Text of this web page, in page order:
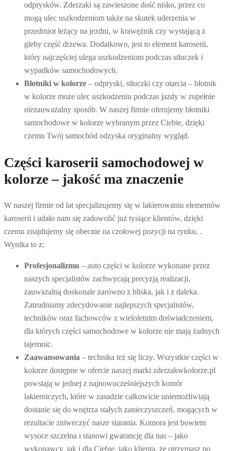
odprysków. Zderzaki są zawieszone dość nisko, przez co
mogą ulec uszkodzeniom także na skutek uderzenia w
przedmiot leżący na jezdni, w krawężnik czy wystającą z
gleby część drzewa. Dodatkowo, jest to element karoserii,
który najczęściej ulega uszkodzeniom podczas stłuczek i
wypadków samochodowych.
Błotniki w kolorze – odpryski, stłuczki czy otarcia – błotnik
w kolorze może ulec uszkodzeniu podczas jazdy w zupełnie
niezauważalny sposób. W naszej firmie oferujemy błotniki
samochodowe w kolorze wybranym przez Ciebie, dzięki
czemu Twój samochód odzyska oryginalny wygląd.
Części karoserii samochodowej w
kolorze – jakość ma znaczenie
W naszej firmie od lat specjalizujemy się w lakierowaniu elementów
karoserii i udało nam się zadowolić już tysiące klientów, dzięki
czemu znajdujemy się obecnie na czołowej pozycji na rynku. .
Wynika to z:
Profesjonalizmu – auto części w kolorze wykonane przez
naszych specjalistów zachwycają precyzją realizacji,
zauważalną doskonale zarówno z bliska, jak i z daleka.
Zatrudniamy zdecydowanie najlepszych specjalistów,
techników oraz fachowców z wieloletnim doświadczeniem,
dla których części samochodowe w kolorze nie mają żadnych
tajemnic.
Zaawansowania – technika też się liczy. Wszystkie części w
kolorze dostępne w ofercie naszej marki zderzakwkolorze.pl
powstają w jednej z najnowocześniejszych komór
lakierniczych, które w zasadzie całkowicie uniemożliwiają
dostanie się do wnętrza stałych zanieczyszczeń, mogących w
rezultacie zniweczyć nasze starania. Komora jest bowiem
wysoce szczelna i stanowi gwarancję dla nas – jako
wykonawcy, jak i dla Ciebie, jako klienta, że otrzymasz po